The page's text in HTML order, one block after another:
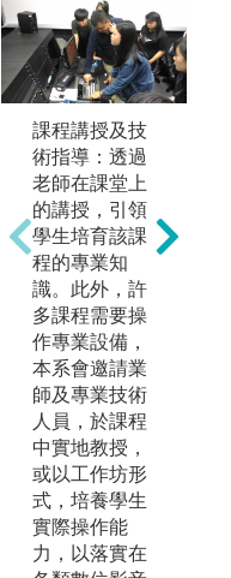
本系注重學生
從多元視野探
討問題的能力
訓練，以培育
民族語言與傳
播尖兵，為台
灣語言與傳播
發展，注入嶄
新的能量。本
系學生約一半
為原住民一半
為漢人，但我
們不分原漢，
彼此切磋琢磨
一同成長，實
踐多元族群共
課程講授及技
術指導：透過
老師在課堂上
的講授，引領
學生培育該課
程的專業知
識。此外，許
多課程需要操
作專業設備，
本系會邀請業
師及專業技術
人員，於課程
中實地教授，
或以工作坊形
式，培養學生
實際操作能
力，以落實在